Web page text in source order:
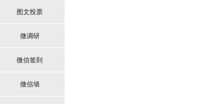
图文投票
微调研
微信签到
微信墙